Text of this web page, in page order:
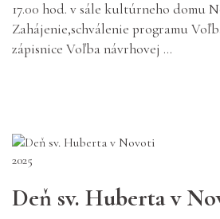
17.00 hod. v sále kultúrneho domu
Zahájenie,schválenie programu
zápisnice Voľba návrhovej ...
Deň sv. Huberta v